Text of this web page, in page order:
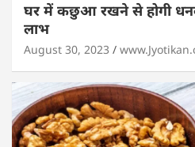
घर में कछुआ रखने से होगी
लाभ
August 30, 2023